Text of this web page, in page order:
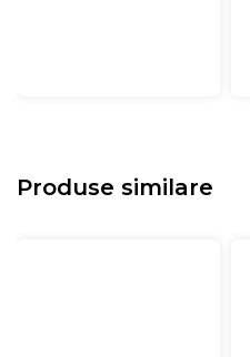
Produse similare